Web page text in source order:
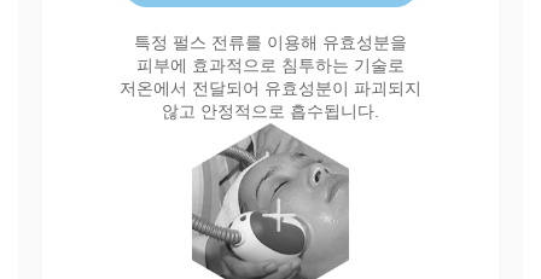
특정 펄스 전류를 이용해 유효성분을
피부에 효과적으로 침투하는 기술로
저온에서 전달되어 유효성분이 파괴되지
않고 안정적으로 흡수됩니다.